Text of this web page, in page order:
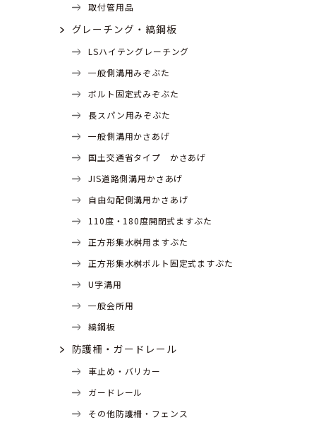
取付管用品
グレーチング・縞鋼板
LSハイテングレーチング
一般側溝用みぞぶた
ボルト固定式みぞぶた
長スパン用みぞぶた
一般側溝用かさあげ
国土交通省タイプ かさあげ
JIS道路側溝用かさあげ
自由勾配側溝用かさあげ
110度・180度開閉式ますぶた
正方形集水桝用ますぶた
正方形集水桝ボルト固定式ますぶた
U字溝用
一般会所用
縞鋼板
防護柵・ガードレール
車止め・バリカー
ガードレール
その他防護柵・フェンス